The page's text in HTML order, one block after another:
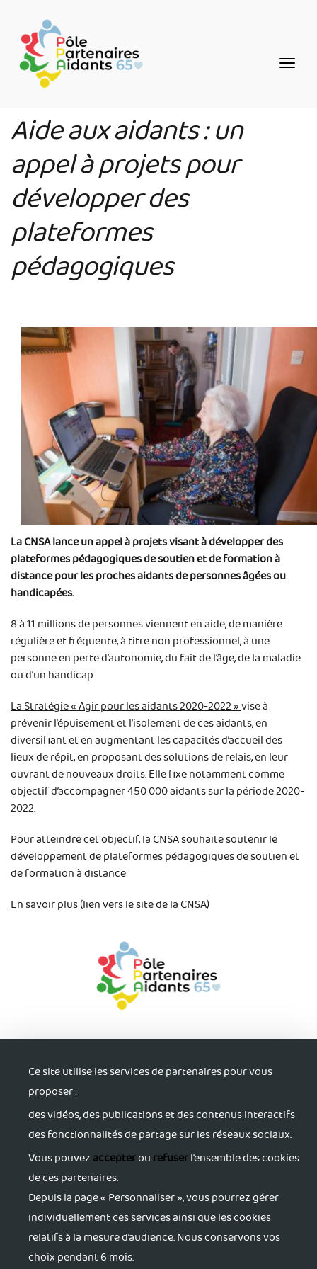
contenu
principal
Aide aux aidants : un
appel à projets pour
développer des
plateformes
pédagogiques
La CNSA lance un appel à projets visant à développer des
plateformes pédagogiques de soutien et de formation à
distance pour les proches aidants de personnes âgées ou
handicapées.
8 à 11 millions de personnes viennent en aide, de manière
régulière et fréquente, à titre non professionnel, à une
personne en perte d’autonomie, du fait de l’âge, de la maladie
ou d’un handicap.
La Stratégie « Agir pour les aidants 2020-2022 »vise à
prévenir l’épuisement et l’isolement de ces aidants, en
diversifiant et en augmentant les capacités d’accueil des
lieux de répit, en proposant des solutions de relais, en leur
ouvrant de nouveaux droits. Elle fixe notamment comme
objectif d’accompagner 450 000 aidants sur la période 2020-
2022.
Pour atteindre cet objectif, la CNSA souhaite soutenir le
développement de plateformes pédagogiques de soutien et
de formation à distance
En savoir plus (lien vers le site de la CNSA)
S'informer
Trouver du soutien
S'accorder du répit
S'activer pour sa santé
Ce site utilise les services de partenaires pour vous
proposer :
des vidéos, des publications et des contenus interactifs
des fonctionnalités de partage sur les réseaux sociaux.
Vous pouvezaccepterourefuserl’ensemble des cookies
de ces partenaires.
Depuis la page « Personnaliser », vous pourrez gérer
individuellement ces services ainsi que les cookies
relatifs à la mesure d’audience. Nous conservons vos
choix pendant 6 mois.